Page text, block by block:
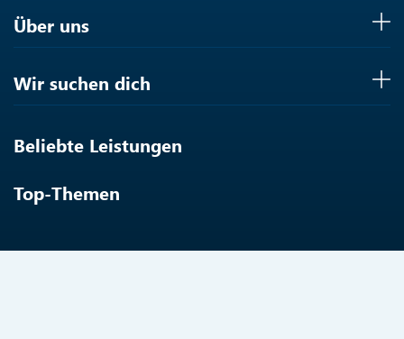
Über uns
Wir suchen dich
Beliebte Leistungen
Top-Themen